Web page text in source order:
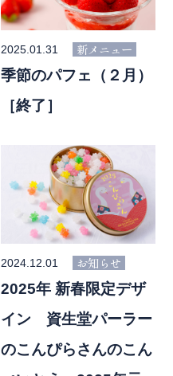
メニュー
お土産
よくあるご質問
アクセス
お知らせ
メールフォーム
2025.01.31
新メニュー
季節のパフェ（２月）
［終了］
2024.12.01
お知らせ
2025年 新春限定デザ
イン 資生堂パーラー
のこんぴらさんのこん